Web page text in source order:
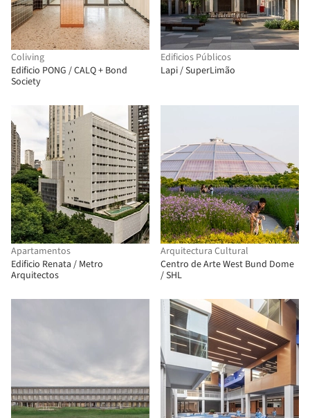
Coliving
Edificio PONG / CALQ + Bond
Society
Edificios Públicos
Lapi / SuperLimão
Apartamentos
Edificio Renata / Metro
Arquitectos
Arquitectura Cultural
Centro de Arte West Bund Dome
/ SHL